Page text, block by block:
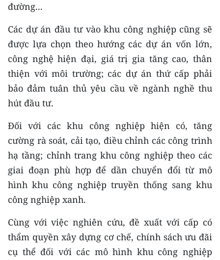
đường...
Các dự án đầu tư vào khu công nghiệp cũng sẽ
được lựa chọn theo hướng các dự án vốn lớn,
công nghệ hiện đại, giá trị gia tăng cao, thân
thiện với môi trường; các dự án thứ cấp phải
bảo đảm tuân thủ yêu cầu về ngành nghề thu
hút đầu tư.
Đối với các khu công nghiệp hiện có, tăng
cường rà soát, cải tạo, điều chỉnh các công trình
hạ tầng; chỉnh trang khu công nghiệp theo các
giai đoạn phù hợp để dần chuyển đổi từ mô
hình khu công nghiệp truyền thống sang khu
công nghiệp xanh.
Cùng với việc nghiên cứu, đề xuất với cấp có
thẩm quyền xây dựng cơ chế, chính sách ưu đãi
cụ thể đối với các mô hình khu công nghiệp